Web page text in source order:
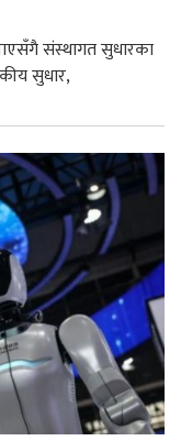
संस्थागत सुधारका
सुधार,